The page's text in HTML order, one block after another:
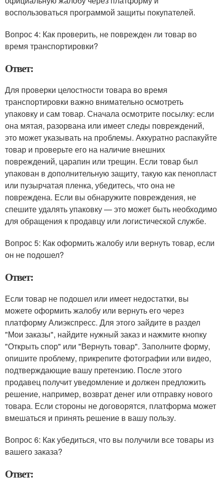
воспользоваться программой защиты покупателей.
Вопрос 4: Как проверить, не поврежден ли товар во
время транспортировки?
Ответ:
Для проверки целостности товара во время
транспортировки важно внимательно осмотреть
упаковку и сам товар. Сначала осмотрите посылку: если
она мятая, разорвана или имеет следы повреждений,
это может указывать на проблемы. Аккуратно распакуйте
товар и проверьте его на наличие внешних
повреждений, царапин или трещин. Если товар был
упакован в дополнительную защиту, такую как пенопласт
или пузырчатая пленка, убедитесь, что она не
повреждена. Если вы обнаружите повреждения, не
спешите удалять упаковку — это может быть необходимо
для обращения к продавцу или логистической службе.
Вопрос 5: Как оформить жалобу или вернуть товар, если
он не подошел?
Ответ:
Если товар не подошел или имеет недостатки, вы
можете оформить жалобу или вернуть его через
платформу Алиэкспресс. Для этого зайдите в раздел
"Мои заказы", найдите нужный заказ и нажмите кнопку
"Открыть спор" или "Вернуть товар". Заполните форму,
опишите проблему, прикрепите фотографии или видео,
подтверждающие вашу претензию. После этого
продавец получит уведомление и должен предложить
решение, например, возврат денег или отправку нового
товара. Если стороны не договорятся, платформа может
вмешаться и принять решение в вашу пользу.
Вопрос 6: Как убедиться, что вы получили все товары из
вашего заказа?
Ответ: